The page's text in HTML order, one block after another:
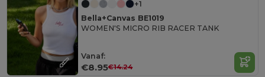
+1
Bella+Canvas BE1019
WOMEN'S MICRO RIB RACER TANK
Vanaf:
€8.95€14.24